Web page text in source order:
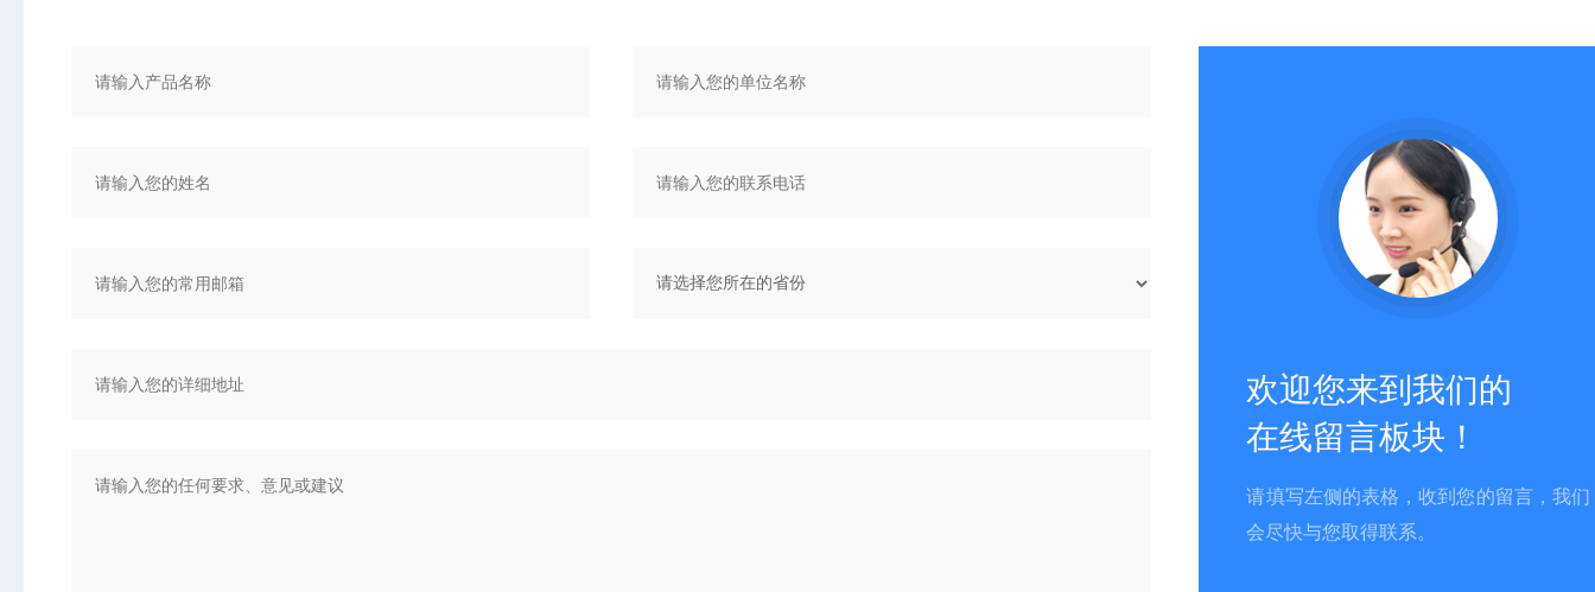
欢迎您来到我们的
在线留言板块！
请填写左侧的表格，收到您的留言，我们
会尽快与您取得联系。